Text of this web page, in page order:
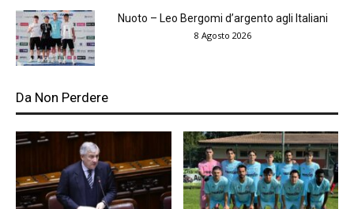
Nuoto – Leo Bergomi d’argento agli Italiani
8 Agosto 2026
Da Non Perdere